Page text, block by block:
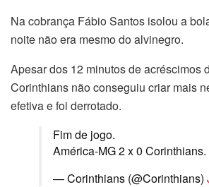
Na cobrança Fábio Santos isolou a
noite não era mesmo do alvinegro.
Apesar dos 12 minutos de acréscimos
Corinthians não conseguiu criar mais
efetiva e foi derrotado.
Fim de jogo.
América-MG 2 x 0 Corinthians.
— Corinthians (@Corinthians)